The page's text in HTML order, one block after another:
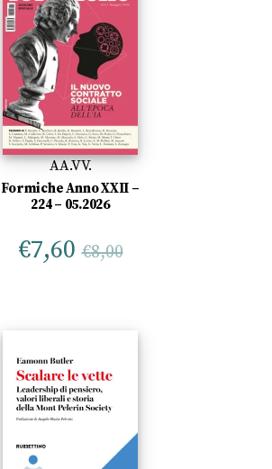
AA.VV.
Formiche Anno XXII –
224 – 05.2026
€7,60 €8,00